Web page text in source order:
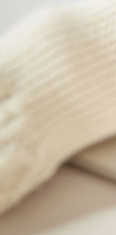
オスス
オーナ
ごあい
チーム